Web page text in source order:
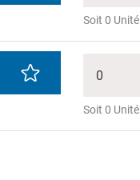
Soit 0 Unité
0
Soit 0 Unité